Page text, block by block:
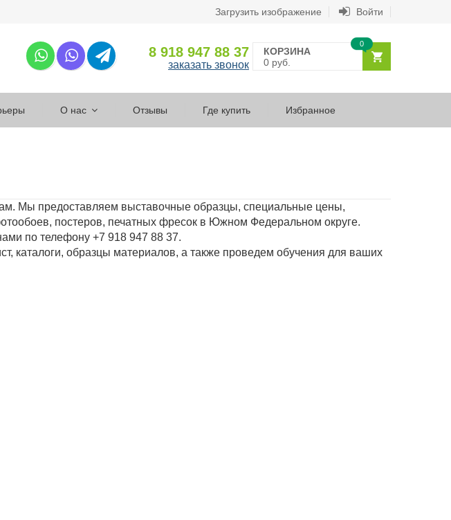
Загрузить изображение Войти
8 918 947 88 37
заказать звонок
КОРЗИНА
0 руб.
0
О нас Отзывы Где купить Избранное
Мы предоставляем выставочные образцы, специальные цены,
постеров, печатных фресок в Южном Федеральном округе.
по телефону +7 918 947 88 37.
каталоги, образцы материалов, а также проведем обучения для ваших